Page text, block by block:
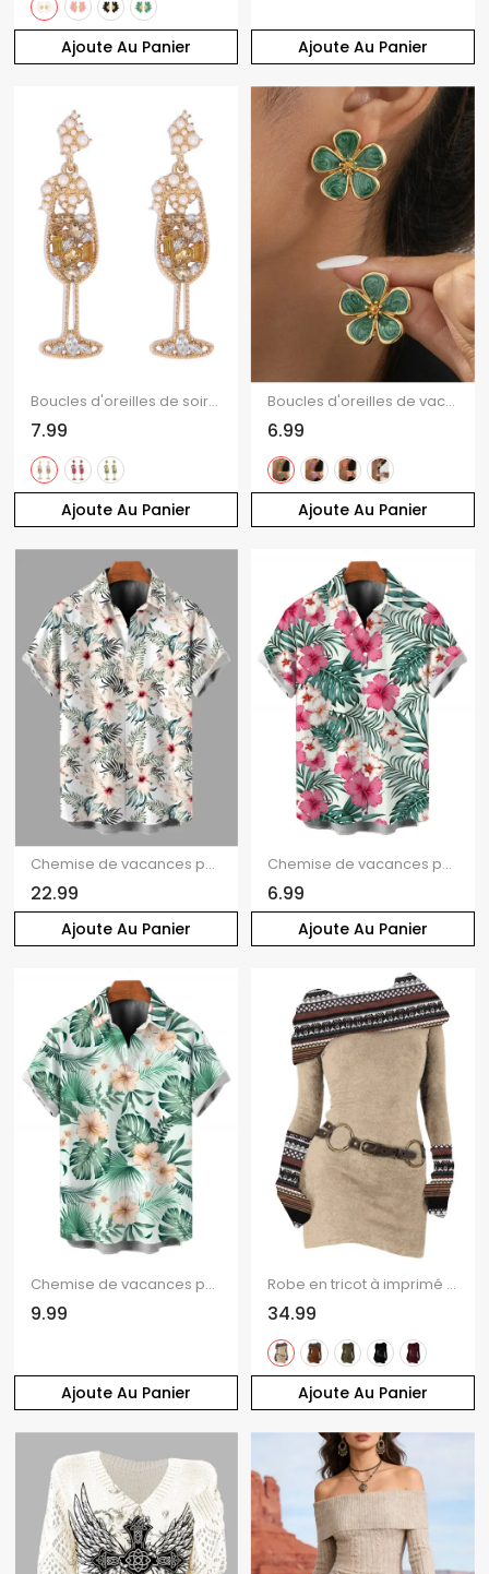
Ajoute Au Panier Ajoute Au Panier
Ajoute Au Panier
Boucles d'oreilles de soirée en forme de verre à vin avec fausses perles et pierres précieuses
7.99
Ajoute Au Panier
Boucles d'oreilles de vacances en forme de fleur, style frais
6.99
Ajoute Au Panier
Chemise de vacances pour homme à imprimé floral feuille d'hibiscus, chemise boutonnée
22.99
Ajoute Au Panier
Chemise de vacances pour homme, chemise boutonnée à imprimé floral et feuilles d'hibiscus
6.99
Ajoute Au Panier
Chemise de vacances pour homme pour la plage, chemise boutonnée à imprimé floral et feuilles d'hibiscus
9.99
Ajoute Au Panier
Robe en tricot à imprimé ethnique et col oblique, robe à manches longues avec boucle en O
34.99